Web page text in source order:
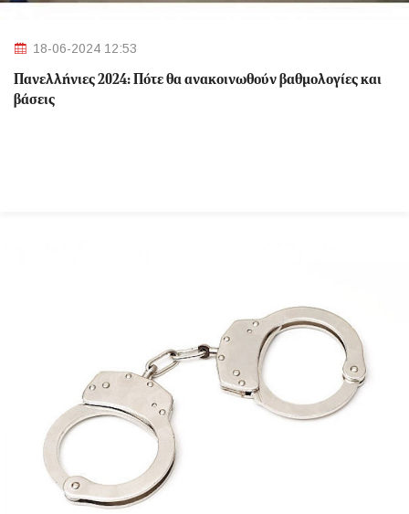
18-06-2024 12:53
Πανελλήνιες 2024: Πότε θα ανακοινωθούν βαθμολογίες και
βάσεις